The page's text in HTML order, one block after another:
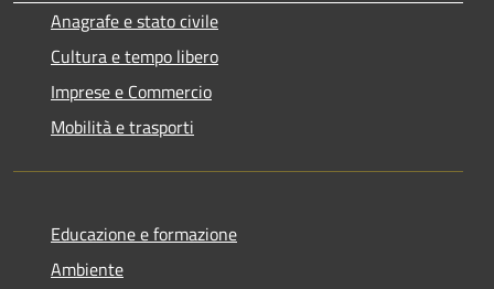
Anagrafe e stato civile
Cultura e tempo libero
Imprese e Commercio
Mobilità e trasporti
Educazione e formazione
Ambiente